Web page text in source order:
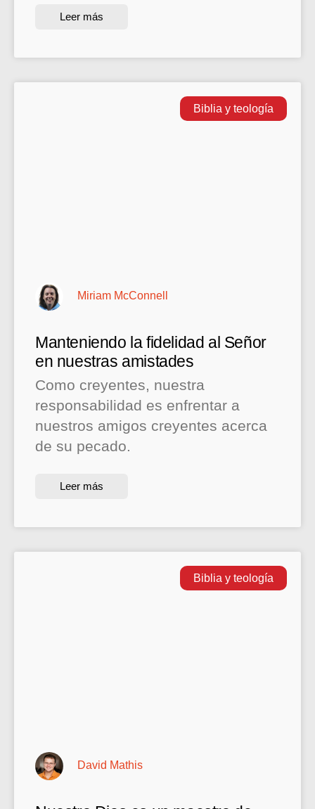
Leer más
Biblia y teología
Manteniendo la fidelidad al Señor
en nuestras amistades
Como creyentes, nuestra
responsabilidad es enfrentar a
nuestros amigos creyentes acerca
de su pecado.
Leer más
Miriam McConnell
Biblia y teología
David Mathis